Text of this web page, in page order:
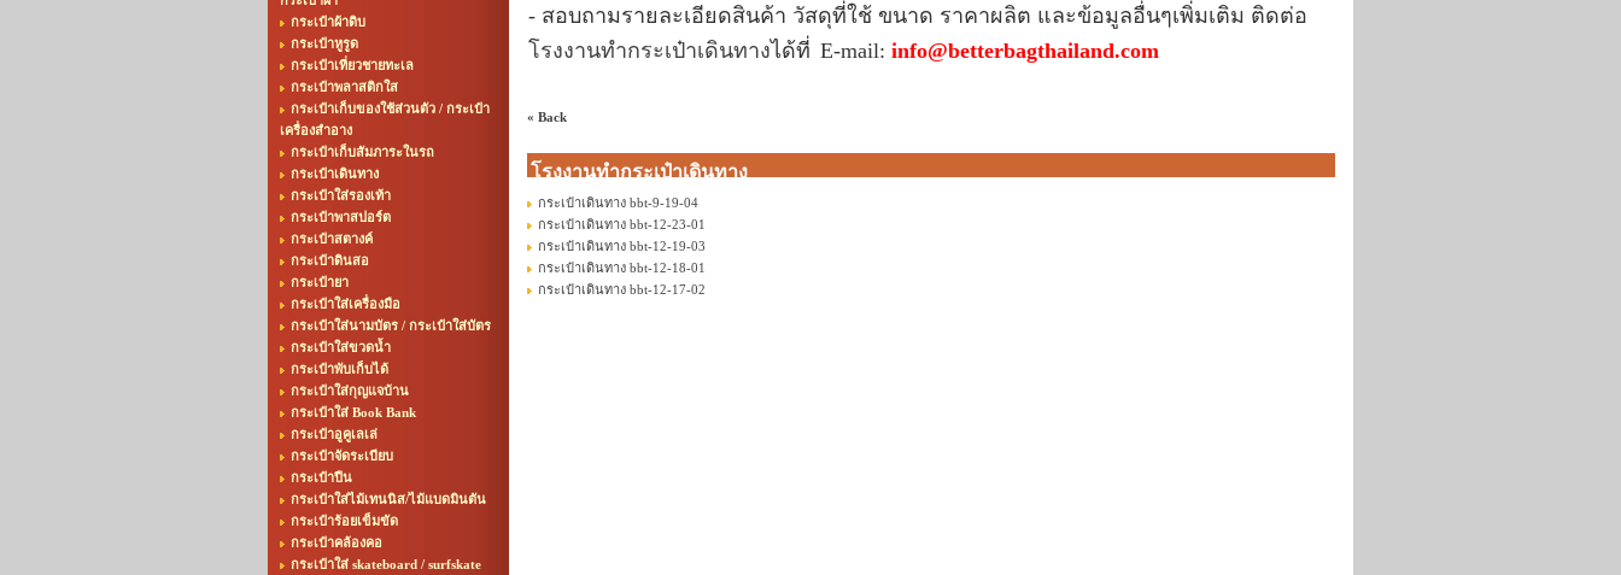
กระเป๋าผ้าดิบ
กระเป๋าหูรูด
กระเป๋าเที่ยวชายทะเล
กระเป๋าพลาสติกใส
กระเป๋าเก็บของใช้ส่วนตัว / กระเป๋า
เครื่องสำอาง
กระเป๋าเก็บสัมภาระในรถ
กระเป๋าเดินทาง
กระเป๋าใส่รองเท้า
กระเป๋าพาสปอร์ต
กระเป๋าสตางค์
กระเป๋าดินสอ
กระเป๋ายา
กระเป๋าใส่เครื่องมือ
กระเป๋าใส่นามบัตร / กระเป๋าใส่บัตร
กระเป๋าใส่ขวดน้ำ
กระเป๋าพับเก็บได้
กระเป๋าใส่กุญแจบ้าน
กระเป๋าใส่ Book Bank
กระเป๋าอูคูเลเล่
กระเป๋าจัดระเบียบ
กระเป๋าปืน
กระเป๋าใส่ไม้เทนนิส/ไม้แบดมินตัน
กระเป๋าร้อยเข็มขัด
กระเป๋าคล้องคอ
กระเป๋าใส่ skateboard / surfskate
- สอบถามรายละเอียดสินค้า วัสดุที่ใช้ ขนาด ราคาผลิต และข้อมูลอื่นๆเพิ่มเติม ติดต่อ
โรงงานทำกระเป๋าเดินทางได้ที่ E-mail: info@betterbagthailand.com
« Back
โรงงานทำกระเป๋าเดินทาง
กระเป๋าเดินทาง bbt-9-19-04
กระเป๋าเดินทาง bbt-12-23-01
กระเป๋าเดินทาง bbt-12-19-03
กระเป๋าเดินทาง bbt-12-18-01
กระเป๋าเดินทาง bbt-12-17-02